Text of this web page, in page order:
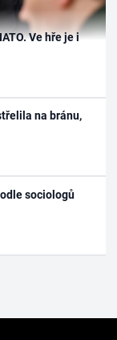
Ve hře je i
na bránu,
sociologů